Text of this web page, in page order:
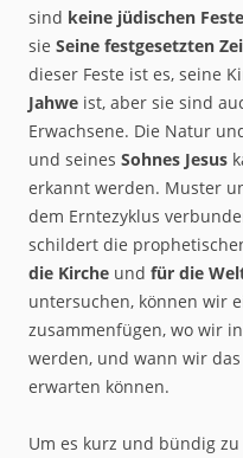
sind keine jüdischen Feste
sie Seine festgesetzten
dieser Feste ist es, seine
Jahwe ist, aber sie sind
Erwachsene. Die Natur
und seines Sohnes Jesus
erkannt werden. Muster
dem Erntezyklus
schildert die
die Kirche und für die
untersuchen, können wir
zusammenfügen, wo wir
werden, und wann wir
erwarten können.
Um es kurz und bündig